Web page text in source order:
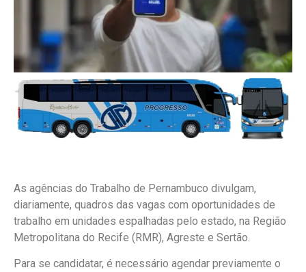
As agências do Trabalho de Pernambuco divulgam,
diariamente, quadros das vagas com oportunidades de
trabalho em unidades espalhadas pelo estado, na Região
Metropolitana do Recife (RMR), Agreste e Sertão.
Para se candidatar, é necessário agendar previamente o